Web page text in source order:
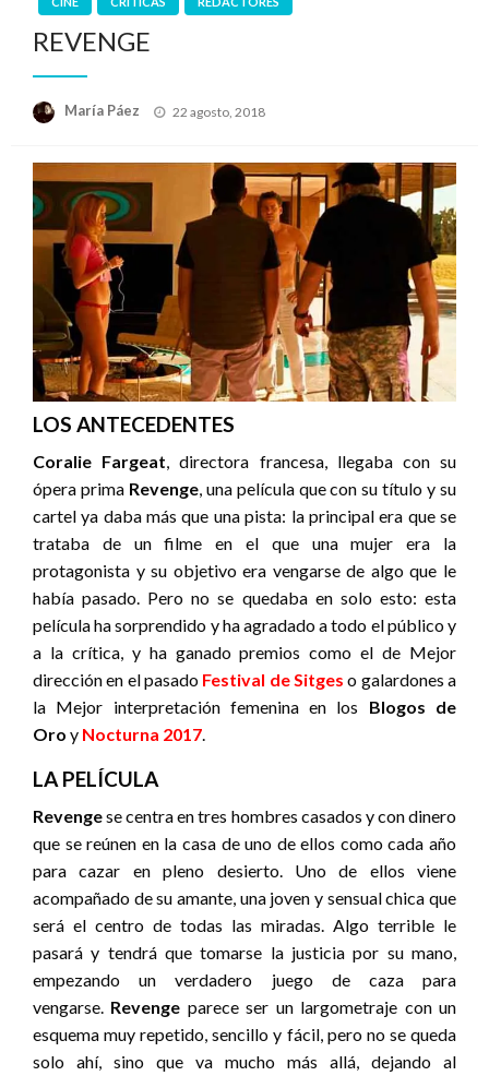
REVENGE
María Páez
Publicado
22 agosto, 2018
LOS ANTECEDENTES
Coralie Fargeat , directora francesa, llegaba con su
ópera prima Revenge, una película que con su título y su
cartel ya daba más que una pista: la principal era que se
trataba de un filme en el que una mujer era la
protagonista y su objetivo era vengarse de algo que le
había pasado. Pero no se quedaba en solo esto: esta
película ha sorprendido y ha agradado a todo el público y
a la crítica, y ha ganado premios como el de Mejor
dirección en el pasado Festival de Sitges o galardones a
la Mejor interpretación femenina en los Blogos de
Oro y Nocturna 2017
LA PELÍCULA
Revengese centra en tres hombres casados y con dinero
que se reúnen en la casa de uno de ellos como cada año
para cazar en pleno desierto. Uno de ellos viene
acompañado de su amante, una joven y sensual chica que
será el centro de todas las miradas. Algo terrible le
pasará y tendrá que tomarse la justicia por su mano,
empezando un verdadero juego de caza para
vengarse. Revenge parece ser un largometraje con un
esquema muy repetido, sencillo y fácil, pero no se queda
solo ahí, sino que va mucho más allá, dejando al